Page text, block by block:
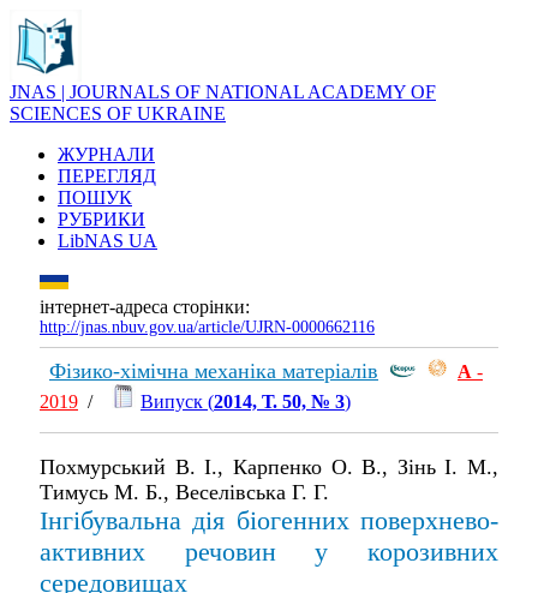
JNAS | JOURNALS OF NATIONAL ACADEMY OF
SCIENCES OF UKRAINE
ЖУРНАЛИ
ПЕРЕГЛЯД
ПОШУК
РУБРИКИ
LibNAS UA
інтернет-адреса сторінки:
http://jnas.nbuv.gov.ua/article/UJRN-0000662116
Фізико-хімічна механіка матеріалів А -
2019 / Випуск (2014, Т. 50, № 3)
Похмурський В. І., Карпенко О. В., Зінь І. М.,
Тимусь М. Б., Веселівська Г. Г.
Інгібувальна дія біогенних поверхнево-
активних речовин у корозивних
середовищах